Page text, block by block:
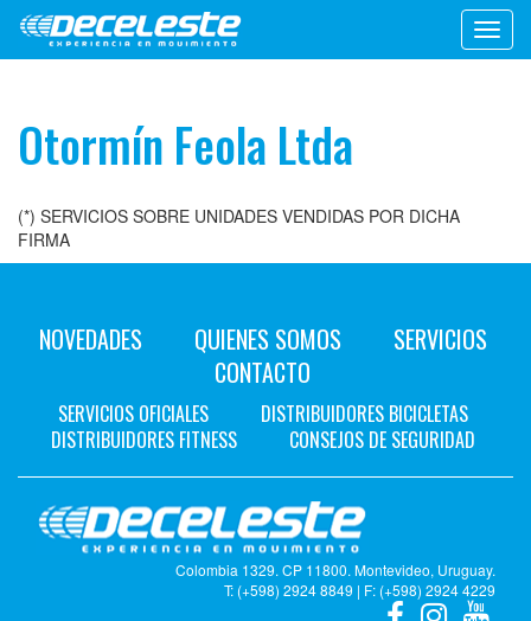
Otormín Feola Ltda
(*) SERVICIOS SOBRE UNIDADES VENDIDAS POR DICHA
FIRMA
NOVEDADES QUIENES SOMOS
SERVICIOS
CONTACTO
SERVICIOS OFICIALES
DISTRIBUIDORES BICICLETAS
DISTRIBUIDORES FITNESS
CONSEJOS DE SEGURIDAD
Colombia 1329. CP 11800. Montevideo, Uruguay.
T: (+598) 2924 8849 | F: (+598) 2924 4229